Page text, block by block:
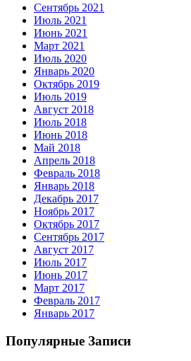
Сентябрь 2021
Июль 2021
Июнь 2021
Март 2021
Июль 2020
Январь 2020
Октябрь 2019
Июль 2019
Август 2018
Июль 2018
Июнь 2018
Май 2018
Апрель 2018
Февраль 2018
Январь 2018
Декабрь 2017
Ноябрь 2017
Октябрь 2017
Сентябрь 2017
Август 2017
Июль 2017
Июнь 2017
Март 2017
Февраль 2017
Январь 2017
Популярные Записи